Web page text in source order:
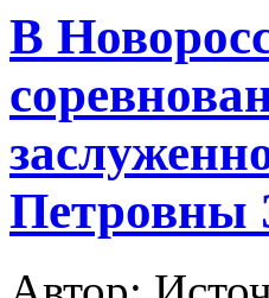
В
Петровны